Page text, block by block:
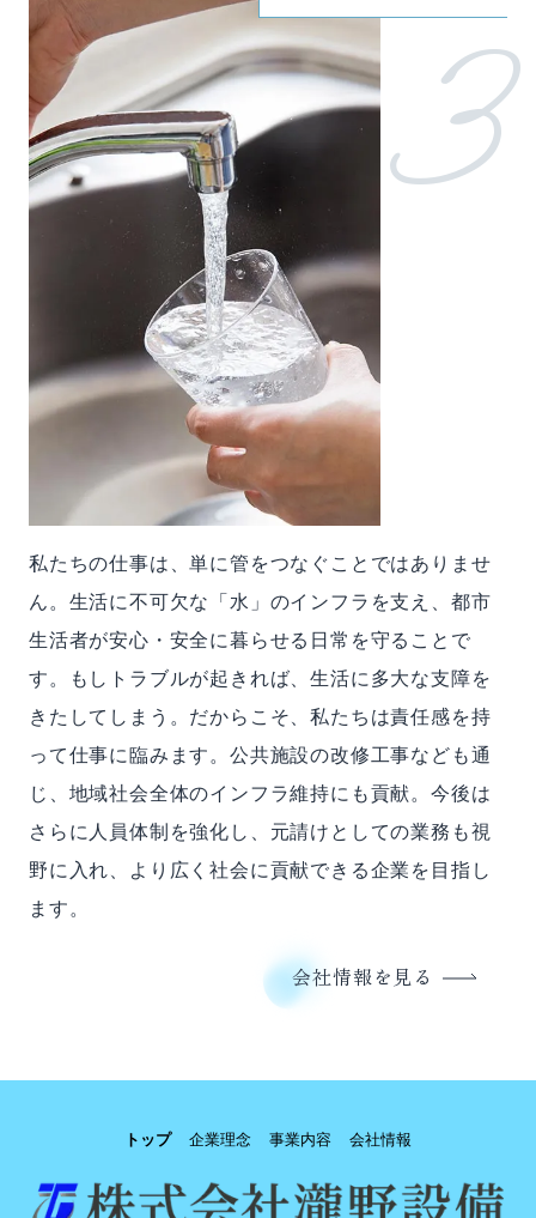
私たちの仕事は、単に管をつなぐことではありませ
ん。生活に不可欠な「水」のインフラを支え、都市
生活者が安心・安全に暮らせる日常を守ることで
す。もしトラブルが起きれば、生活に多大な支障を
きたしてしまう。だからこそ、私たちは責任感を持
って仕事に臨みます。公共施設の改修工事なども通
じ、地域社会全体のインフラ維持にも貢献。今後は
さらに人員体制を強化し、元請けとしての業務も視
野に入れ、より広く社会に貢献できる企業を目指し
ます。
会社情報を見る
トップ 企業理念 事業内容 会社情報